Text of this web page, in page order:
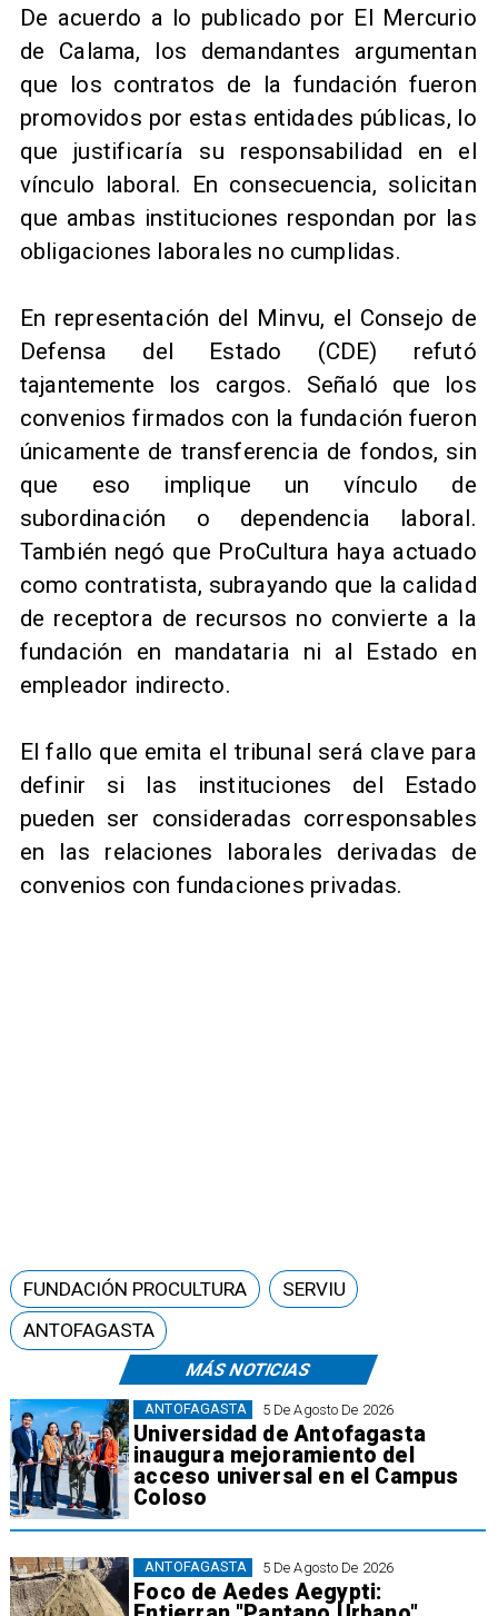
De acuerdo a lo publicado por El Mercurio
de Calama, los demandantes argumentan
que los contratos de la fundación fueron
promovidos por estas entidades públicas, lo
que justificaría su responsabilidad en el
vínculo laboral. En consecuencia, solicitan
que ambas instituciones respondan por las
obligaciones laborales no cumplidas.
En representación del Minvu, el Consejo de
Defensa del Estado (CDE) refutó
tajantemente los cargos. Señaló que los
convenios firmados con la fundación fueron
únicamente de transferencia de fondos, sin
que eso implique un vínculo de
subordinación o dependencia laboral.
También negó que ProCultura haya actuado
como contratista, subrayando que la calidad
de receptora de recursos no convierte a la
fundación en mandataria ni al Estado en
empleador indirecto.
El fallo que emita el tribunal será clave para
definir si las instituciones del Estado
pueden ser consideradas corresponsables
en las relaciones laborales derivadas de
convenios con fundaciones privadas.
MÁS NOTICIAS
5 De Agosto De 2026
Universidad de Antofagasta
inaugura mejoramiento del
acceso universal en el Campus
Coloso
ANTOFAGASTA
5 De Agosto De 2026
Foco de Aedes Aegypti:
ANTOFAGASTA
FUNDACIÓN PROCULTURA
SERVIU
ANTOFAGASTA